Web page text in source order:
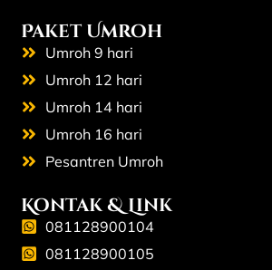
Paket Umroh
Umroh 9 hari
Umroh 12 hari
Umroh 14 hari
Umroh 16 hari
Pesantren Umroh
Kontak & Link
081128900104
081128900105